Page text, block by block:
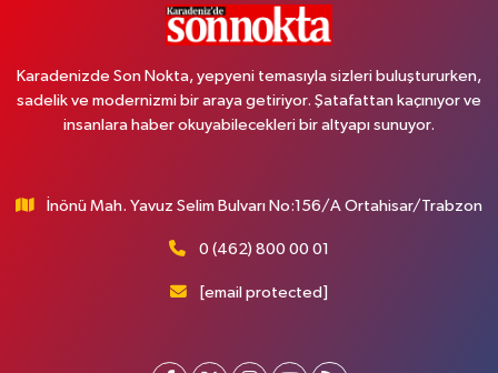
Karadenizde Son Nokta, yepyeni temasıyla sizleri buluştururken,
sadelik ve modernizmi bir araya getiriyor. Şatafattan kaçınıyor ve
insanlara haber okuyabilecekleri bir altyapı sunuyor.
İnönü Mah. Yavuz Selim Bulvarı No:156/A Ortahisar/Trabzon
0 (462) 800 00 01
[email protected]